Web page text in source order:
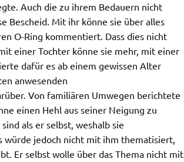
Auch die zu ihrem Bedauern nicht
Bescheid. Mit ihr könne sie über alles
O-Ring kommentiert. Dass dies nicht
einer Tochter könne sie mehr, mit einer
dafür es ab einem gewissen Alter
anwesenden
Von familiären Umwegen berichtete
einen Hehl aus seiner Neigung zu
als er selbst, weshalb sie
würde jedoch nicht mit ihm thematisiert,
Er selbst wolle über das Thema nicht mit